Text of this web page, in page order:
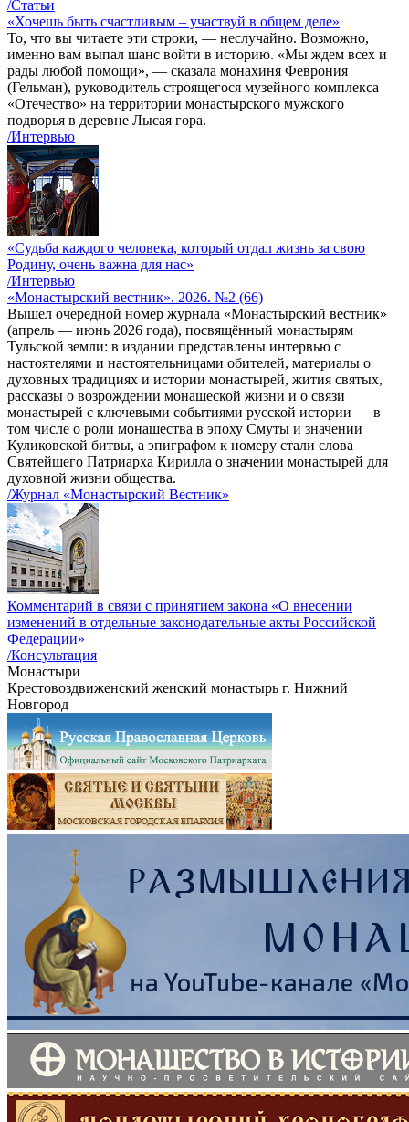
/Статьи
«Хочешь быть счастливым – участвуй в общем деле»
То, что вы читаете эти строки, — неслучайно. Возможно,
именно вам выпал шанс войти в историю. «Мы ждем всех и
рады любой помощи», — сказала монахиня Феврония
(Гельман), руководитель строящегося музейного комплекса
«Отечество» на территории монастырского мужского
подворья в деревне Лысая гора.
/Интервью
«Судьба каждого человека, который отдал жизнь за свою
Родину, очень важна для нас»
/Интервью
«Монастырский вестник». 2026. №2 (66)
Вышел очередной номер журнала «Монастырский вестник»
(апрель — июнь 2026 года), посвящённый монастырям
Тульской земли: в издании представлены интервью с
настоятелями и настоятельницами обителей, материалы о
духовных традициях и истории монастырей, жития святых,
рассказы о возрождении монашеской жизни и о связи
монастырей с ключевыми событиями русской истории — в
том числе о роли монашества в эпоху Смуты и значении
Куликовской битвы, а эпиграфом к номеру стали слова
Святейшего Патриарха Кирилла о значении монастырей для
духовной жизни общества.
/Журнал «Монастырский Вестник»
Комментарий в связи с принятием закона «О внесении
изменений в отдельные законодательные акты Российской
Федерации»
/Консультация
Монастыри
Крестовоздвиженский женский монастырь г. Нижний
Новгород